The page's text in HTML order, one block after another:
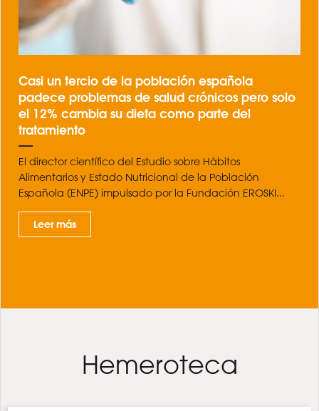
Casi un tercio de la población española
padece problemas de salud crónicos pero solo
el 12% cambia su dieta como parte del
tratamiento
El director científico del Estudio sobre Hábitos
Alimentarios y Estado Nutricional de la Población
Española (ENPE) impulsado por la Fundación EROSKI...
Leer más
Hemeroteca